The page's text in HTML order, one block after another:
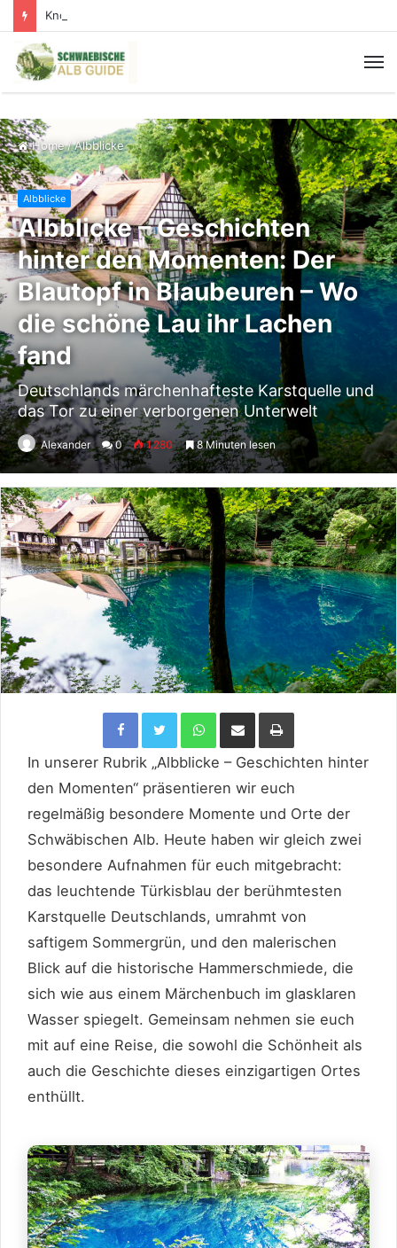
Home/Albblicke
Albblicke
Albblicke – Geschichten
hinter den Momenten: Der
Blautopf in Blaubeuren – Wo
die schöne Lau ihr Lachen
fand
Deutschlands märchenhafteste Karstquelle und
das Tor zu einer verborgenen Unterwelt
Alexander 0 1.280 8 Minuten lesen
Facebook Twitter WhatsApp Per Email teilen
In unserer Rubrik „Albblicke – Geschichten hinter
den Momenten“ präsentieren wir euch
regelmäßig besondere Momente und Orte der
Schwäbischen Alb. Heute haben wir gleich zwei
besondere Aufnahmen für euch mitgebracht:
das leuchtende Türkisblau der berühmtesten
Karstquelle Deutschlands, umrahmt von
saftigem Sommergrün, und den malerischen
Blick auf die historische Hammerschmiede, die
sich wie aus einem Märchenbuch im glasklaren
Wasser spiegelt. Gemeinsam nehmen sie euch
mit auf eine Reise, die sowohl die Schönheit als
auch die Geschichte dieses einzigartigen Ortes
enthüllt.